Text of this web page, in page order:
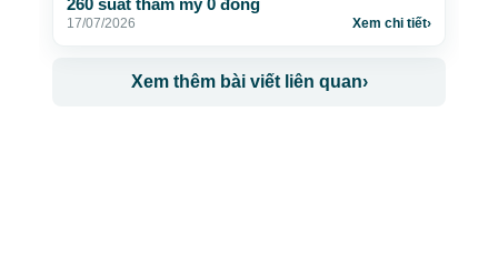
260 suất thẩm mỹ 0 đồng
17/07/2026 Xem chi tiết›
Xem thêm bài viết liên quan›